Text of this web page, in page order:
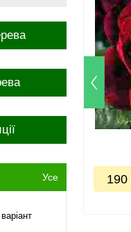
Усе 190